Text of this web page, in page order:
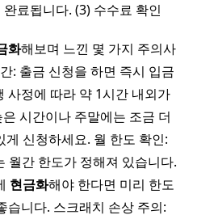
료됩니다. (3) 수수료 확인
화해보며 느낀 몇 가지 주의사
: 출금 신청을 하면 즉시 입금
사정에 따라 약 1시간 내외가
시간이나 주말에는 조금 더
신청하세요. 월 한도 확인:
월간 한도가 정해져 있습니다.
현금화해야 한다면 미리 한도
습니다. 스크래치 손상 주의: